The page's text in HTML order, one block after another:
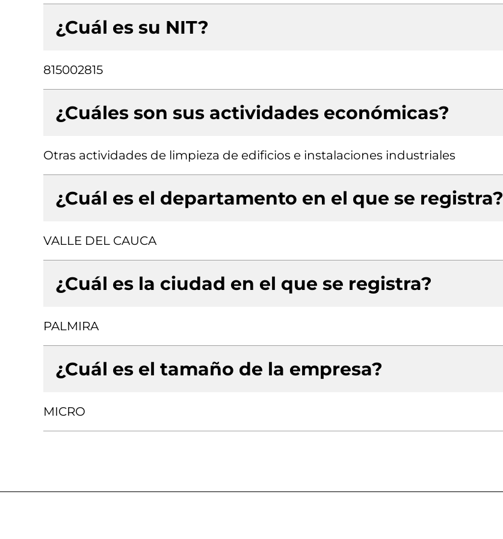
¿Cuál es su NIT?
815002815
¿Cuáles son sus actividades económicas?
Otras actividades de limpieza de edificios e instalaciones industriales
¿Cuál es el departamento en el que se registra?
VALLE DEL CAUCA
¿Cuál es la ciudad en el que se registra?
PALMIRA
¿Cuál es el tamaño de la empresa?
MICRO